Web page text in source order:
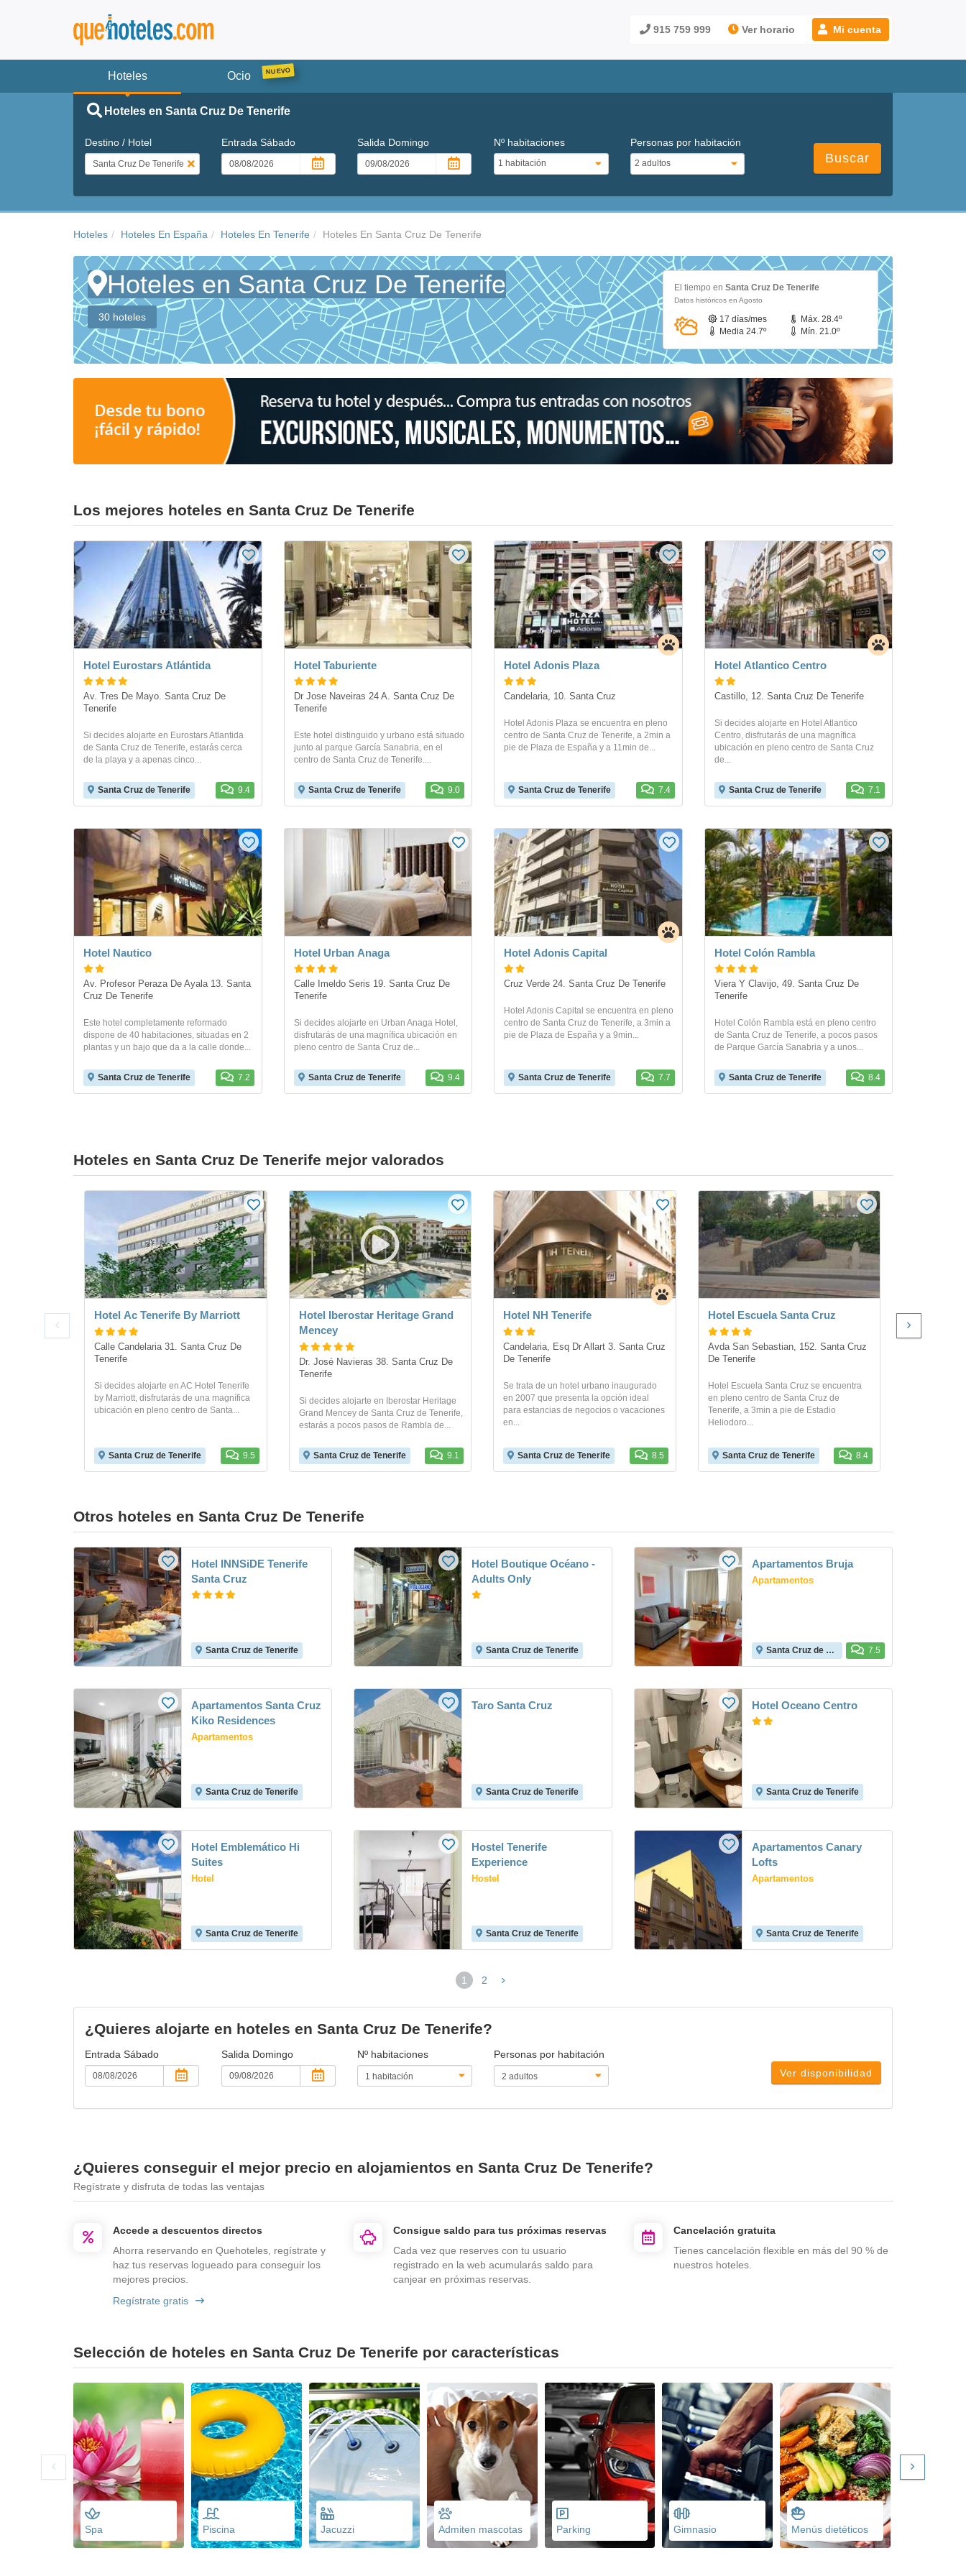
915 759 999 Ver horario Mi cuenta
Hoteles Ocio
Hoteles en Santa Cruz De Tenerife
Destino / Hotel Entrada Sábado Salida Domingo Nº habitaciones Personas por habitación
Buscar
Hoteles Hoteles En España Hoteles En Tenerife Hoteles En Santa Cruz De Tenerife
Hoteles en Santa Cruz De Tenerife
30 hoteles
El tiempo en Santa Cruz De Tenerife
Datos históricos en Agosto
17 días/mes
Máx. 28.4º
Media 24.7º
Mín. 21.0º
Los mejores hoteles en Santa Cruz De Tenerife
Hotel Eurostars Atlántida
Av. Tres De Mayo. Santa Cruz De
Tenerife
Si decides alojarte en Eurostars Atlantida
de Santa Cruz de Tenerife, estarás cerca
de la playa y a apenas cinco...
Santa Cruz de Tenerife 9.4
Hotel Taburiente
Dr Jose Naveiras 24 A. Santa Cruz De
Tenerife
Este hotel distinguido y urbano está situado
junto al parque García Sanabria, en el
centro de Santa Cruz de Tenerife....
Santa Cruz de Tenerife 9.0
Hotel Adonis Plaza
Candelaria, 10. Santa Cruz
Hotel Adonis Plaza se encuentra en pleno
centro de Santa Cruz de Tenerife, a 2min a
pie de Plaza de España y a 11min de...
Santa Cruz de Tenerife 7.4
Hotel Atlantico Centro
Castillo, 12. Santa Cruz De Tenerife
Si decides alojarte en Hotel Atlantico
Centro, disfrutarás de una magnífica
ubicación en pleno centro de Santa Cruz
de...
Santa Cruz de Tenerife 7.1
Hotel Nautico
Av. Profesor Peraza De Ayala 13. Santa
Cruz De Tenerife
Este hotel completamente reformado
dispone de 40 habitaciones, situadas en 2
plantas y un bajo que da a la calle donde...
Santa Cruz de Tenerife 7.2
Hotel Urban Anaga
Calle Imeldo Seris 19. Santa Cruz De
Tenerife
Si decides alojarte en Urban Anaga Hotel,
disfrutarás de una magnífica ubicación en
pleno centro de Santa Cruz de...
Santa Cruz de Tenerife 9.4
Hotel Adonis Capital
Cruz Verde 24. Santa Cruz De Tenerife
Hotel Adonis Capital se encuentra en pleno
centro de Santa Cruz de Tenerife, a 3min a
pie de Plaza de España y a 9min...
Santa Cruz de Tenerife 7.7
Hotel Colón Rambla
Viera Y Clavijo, 49. Santa Cruz De
Tenerife
Hotel Colón Rambla está en pleno centro
de Santa Cruz de Tenerife, a pocos pasos
de Parque García Sanabria y a unos...
Santa Cruz de Tenerife 8.4
Hoteles en Santa Cruz De Tenerife mejor valorados
Hotel Ac Tenerife By Marriott
Calle Candelaria 31. Santa Cruz De
Tenerife
Si decides alojarte en AC Hotel Tenerife
by Marriott, disfrutarás de una magnífica
ubicación en pleno centro de Santa...
Santa Cruz de Tenerife 9.5
Hotel Iberostar Heritage Grand
Mencey
Dr. José Navieras 38. Santa Cruz De
Tenerife
Si decides alojarte en Iberostar Heritage
Grand Mencey de Santa Cruz de Tenerife,
estarás a pocos pasos de Rambla de...
Santa Cruz de Tenerife 9.1
Hotel NH Tenerife
Candelaria, Esq Dr Allart 3. Santa Cruz
De Tenerife
Se trata de un hotel urbano inaugurado
en 2007 que presenta la opción ideal
para estancias de negocios o vacaciones
en...
Santa Cruz de Tenerife 8.5
Hotel Escuela Santa Cruz
Avda San Sebastian, 152. Santa Cruz
De Tenerife
Hotel Escuela Santa Cruz se encuentra
en pleno centro de Santa Cruz de
Tenerife, a 3min a pie de Estadio
Heliodoro...
Santa Cruz de Tenerife 8.4
Hotel
Otros hoteles en Santa Cruz De Tenerife
Hotel INNSiDE Tenerife
Santa Cruz
Santa Cruz de Tenerife
Hotel Boutique Océano -
Adults Only
Santa Cruz de Tenerife
Apartamentos Bruja
Apartamentos
Santa Cruz de Tenerife 7.5
Apartamentos Santa Cruz
Kiko Residences
Apartamentos
Santa Cruz de Tenerife
Taro Santa Cruz
Santa Cruz de Tenerife
Hotel Oceano Centro
Santa Cruz de Tenerife
Hotel Emblemático Hi
Suites
Hotel
Santa Cruz de Tenerife
Hostel Tenerife
Experience
Hostel
Santa Cruz de Tenerife
Apartamentos Canary
Lofts
Apartamentos
Santa Cruz de Tenerife
1
(página
2
¿Quieres alojarte en hoteles en Santa Cruz De Tenerife?
Entrada Sábado Salida Domingo Nº habitaciones
Personas por habitación
Ver disponibilidad
¿Quieres conseguir el mejor precio en alojamientos en Santa Cruz De Tenerife?
Regístrate y disfruta de todas las ventajas
Accede a descuentos directos
Ahorra reservando en Quehoteles, regístrate y
haz tus reservas logueado para conseguir los
mejores precios.
Regístrate gratis
Consigue saldo para tus próximas reservas
Cada vez que reserves con tu usuario
registrado en la web acumularás saldo para
canjear en próximas reservas.
Cancelación gratuita
Tienes cancelación flexible en más del 90 % de
nuestros hoteles.
Selección de hoteles en Santa Cruz De Tenerife por características
Spa Piscina Jacuzzi Admiten mascotas Parking Gimnasio Menús dietéticos